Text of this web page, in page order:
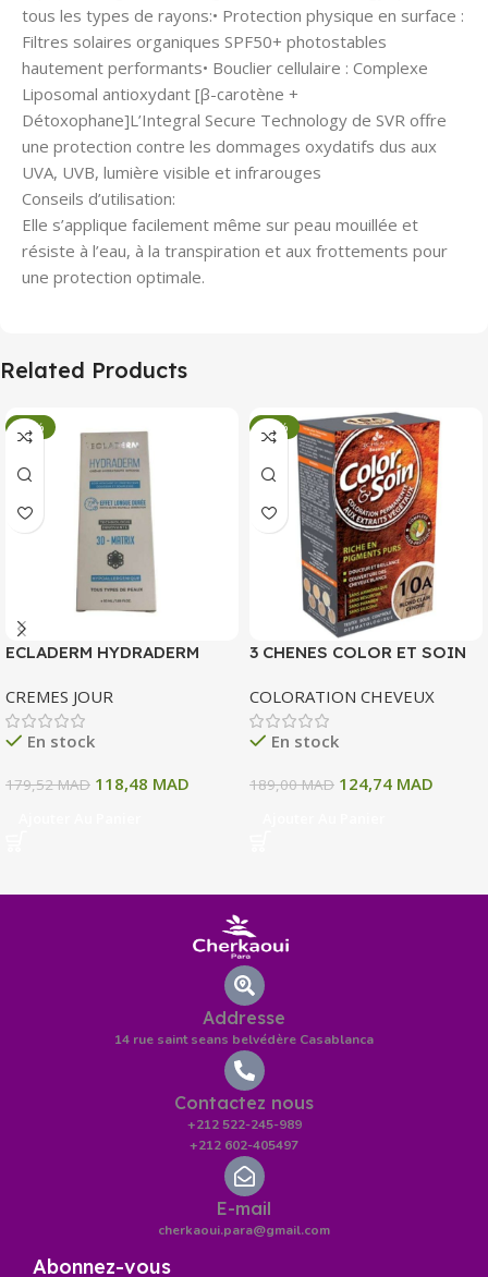
tous les types de rayons:• Protection physique en surface :
Filtres solaires organiques SPF50+ photostables
hautement performants• Bouclier cellulaire : Complexe
Liposomal antioxydant [β-carotène +
Détoxophane]L’Integral Secure Technology de SVR offre
une protection contre les dommages oxydatifs dus aux
UVA, UVB, lumière visible et infrarouges
Conseils d’utilisation:
Elle s’applique facilement même sur peau mouillée et
résiste à l’eau, à la transpiration et aux frottements pour
une protection optimale.
Related Products
-34%
ECLADERM HYDRADERM
INTENSE 72H 50 ML
CREMES JOUR
En stock
179,52MAD 118,48 MAD
-34%
3 CHENES COLOR ET SOIN
10 A BLOND CLAIR CENDRE
135 ML
COLORATION CHEVEUX
En stock
189,00MAD 124,74 MAD
Addresse
14 rue saint seans belvédère Casablanca
Contactez nous
+212 522-245-989
+212 602-405497
E-mail
cherkaoui.para@gmail.com
Abonnez-vous